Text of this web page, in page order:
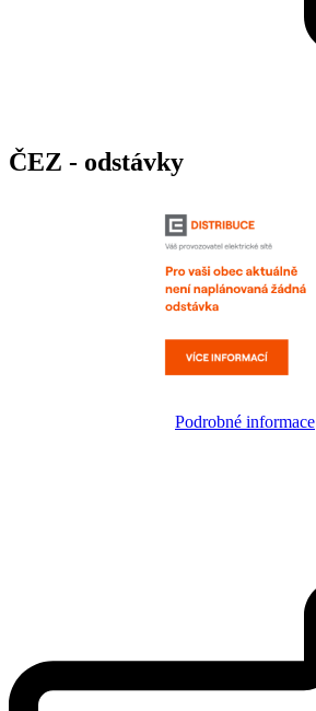
ČEZ - odstávky
Podrobné informace